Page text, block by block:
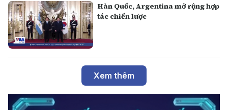
Hàn Quốc, Argentina mở rộng hợp
tác chiến lược
Xem thêm